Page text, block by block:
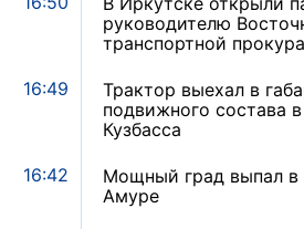
руководителю
транспортной
16:49
Трактор выехал в
подвижного состава
Кузбасса
16:42
Мощный град выпал в
Амуре